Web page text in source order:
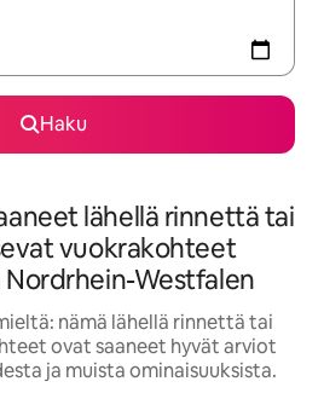
Haku
lähellä rinnettä tai
vuokrakohteet
Westfalen
nämä lähellä rinnettä tai
ovat saaneet hyvät arviot
ja muista ominaisuuksista.